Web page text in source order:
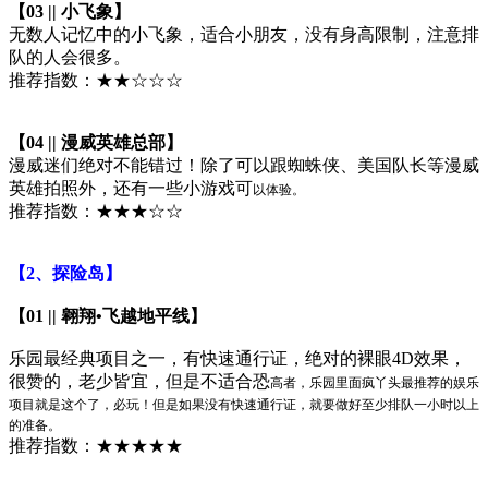
【03 || 小飞象】
无数人记忆中的小飞象，适合小朋友，没有身高限制，注意排
队的人会很多。
推荐指数：★★☆☆☆
【04 || 漫威英雄总部】
漫威迷们绝对不能错过！除了可以跟蜘蛛侠、美国队长等漫威
英雄拍照外，还有一些小游戏可以体验。
推荐指数：★★★☆☆
【2、探险岛】
【01 || 翱翔•飞越地平线】
乐园最经典项目之一，有快速通行证，绝对的裸眼4D效果，
很赞的，老少皆宜，但是不适合恐高者，乐园里面疯丫头最推荐的娱乐
项目就是这个了，必玩！但是如果没有快速通行证，就要做好至少排队一小时以上
的准备。
推荐指数：★★★★★